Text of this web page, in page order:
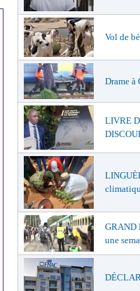
Vol de
Drame à
LIVRE
GRAND
une